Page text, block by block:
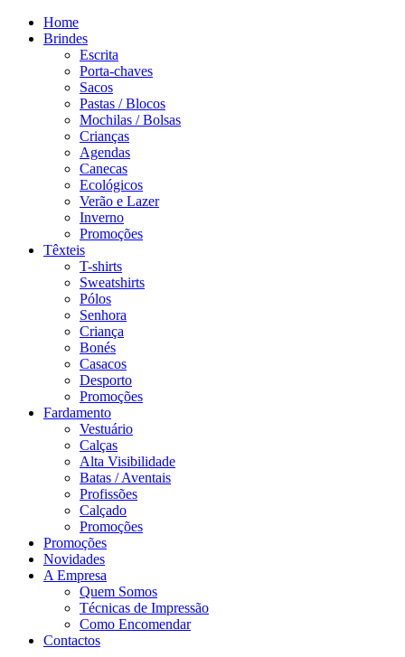
Home
Brindes
Escrita
Porta-chaves
Sacos
Pastas / Blocos
Mochilas / Bolsas
Crianças
Agendas
Canecas
Ecológicos
Verão e Lazer
Inverno
Promoções
Têxteis
T-shirts
Sweatshirts
Pólos
Senhora
Criança
Bonés
Casacos
Desporto
Promoções
Fardamento
Vestuário
Calças
Alta Visibilidade
Batas / Aventais
Profissões
Calçado
Promoções
Promoções
Novidades
A Empresa
Quem Somos
Técnicas de Impressão
Como Encomendar
Contactos